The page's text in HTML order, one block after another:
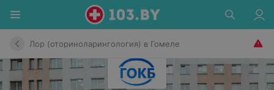
Лор (оториноларингология) в Гомеле